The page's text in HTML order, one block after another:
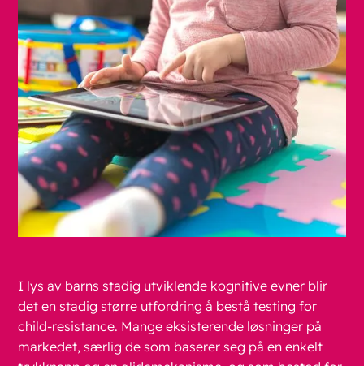
I lys av barns stadig utviklende kognitive evner blir
det en stadig større utfordring å bestå testing for
child-resistance. Mange eksisterende løsninger på
markedet, særlig de som baserer seg på en enkelt